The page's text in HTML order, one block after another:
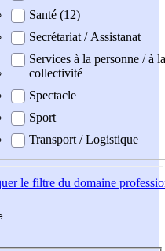
Santé (12)
Secrétariat / Assistanat
Services à la personne / à la
collectivité
Spectacle
Sport
Transport / Logistique
le filtre du domaine